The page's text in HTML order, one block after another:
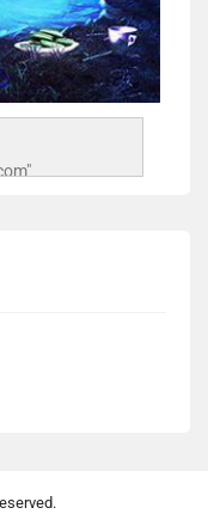
n.jpg"
/></a>